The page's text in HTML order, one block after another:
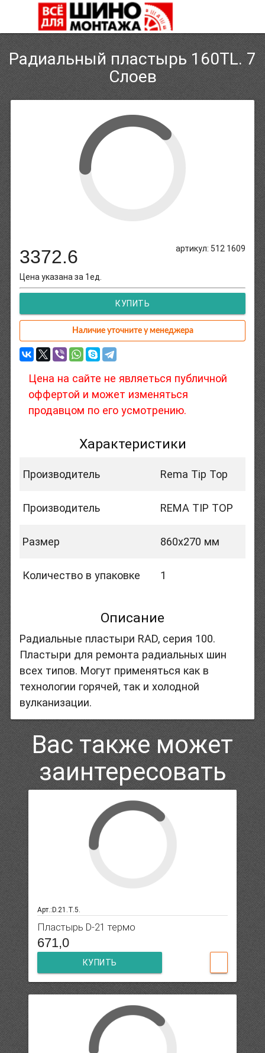
Радиальный пластырь 160TL. 7
Слоев
артикул: 512 1609
3372.6
Цена указана за 1ед.
КУПИТЬ
Наличие уточните у менеджера
Цена на сайте не являеться публичной
оффертой и может изменяться
продавцом по его усмотрению.
Характеристики
Производитель Rema Tip Top
Производитель REMA TIP TOP
Размер 860x270 мм
Количество в упаковке 1
Описание
Радиальные пластыри RAD, серия 100.
Пластыри для ремонта радиальных шин
всех типов. Могут применяться как в
технологии горячей, так и холодной
вулканизации.
Вас также может
заинтересовать
Арт.:D.21.T.5.
Пластырь D-21 термо
671,0
КУПИТЬ